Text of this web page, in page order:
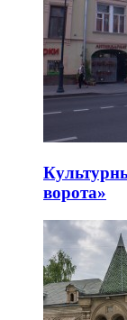
ворота»